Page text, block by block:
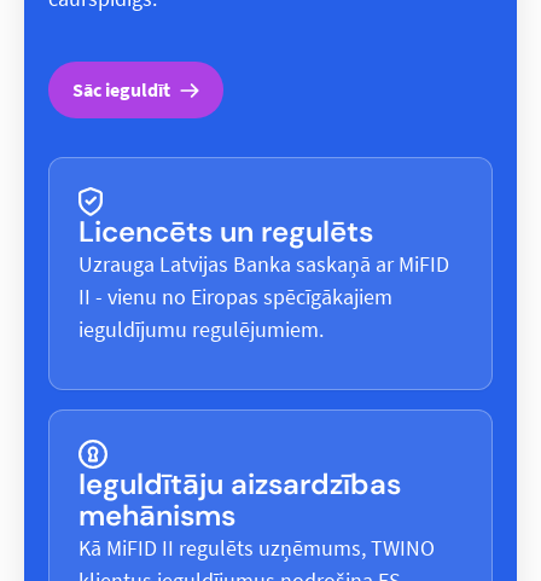
Sāc ieguldīt
Licencēts un regulēts
Uzrauga Latvijas Banka saskaņā ar MiFID
II - vienu no Eiropas spēcīgākajiem
ieguldījumu regulējumiem.
Ieguldītāju aizsardzības
mehānisms
Kā MiFID II regulēts uzņēmums, TWINO